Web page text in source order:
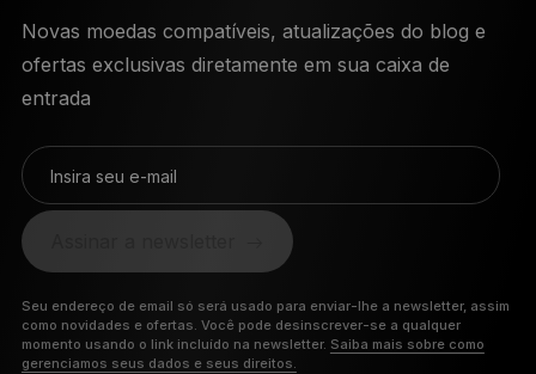
Novas moedas compatíveis, atualizações do blog e
ofertas exclusivas diretamente em sua caixa de
entrada
Insira seu e-mail
Seu endereço de email só será usado para enviar-lhe a newsletter, assim
como novidades e ofertas. Você pode desinscrever-se a qualquer
momento usando o link incluído na newsletter. Saiba mais sobre como
gerenciamos seus dados e seus direitos.